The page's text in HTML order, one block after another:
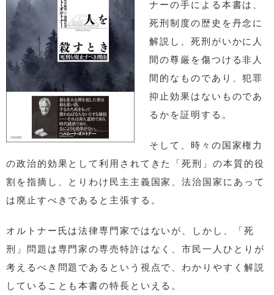
ナーの手による本書は、
死刑制度の歴史を丹念に
解説し、死刑がいかに人
間の尊厳を傷つける非人
間的なものであり、犯罪
抑止効果はないものであ
るかを証明する。
そして、時々の国家権力
の政治的効果として利用されてきた「死刑」の本質的役
割を指摘し、とりわけ民主主義国家、法治国家にあって
は廃止すべきであると主張する。
オルトナー氏は法律専門家ではないが、しかし、「死
刑」問題は専門家の専売特許はなく、市民一人ひとりが
考えるべき問題であるという視点で、わかりやすく解説
していることも本書の特長といえる。